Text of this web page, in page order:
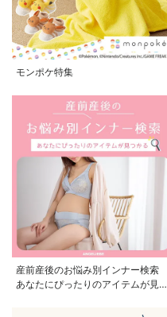
モンポケ特集
産前産後のお悩み別インナー検索
あなたにぴったりのアイテムが見つ